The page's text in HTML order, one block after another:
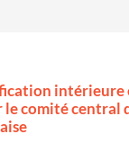
intérieure
le comité central